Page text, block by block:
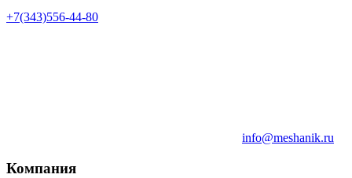
+7(343)556-44-80
info@meshanik.ru
Компания